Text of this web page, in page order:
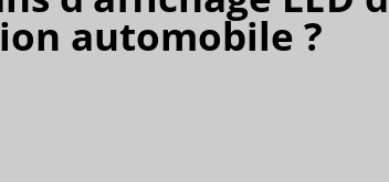
automobile ?